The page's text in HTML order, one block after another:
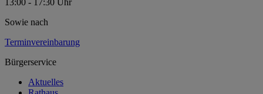
Sowie nach
Terminvereinbarung
Bürgerservice
Aktuelles